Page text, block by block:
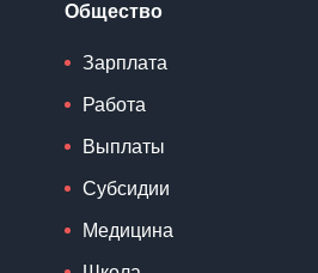
Общество
Зарплата
Работа
Выплаты
Субсидии
Медицина